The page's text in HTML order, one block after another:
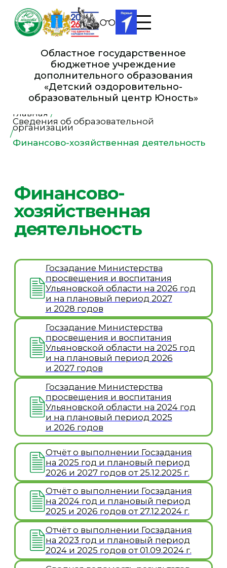
Областное государственное
дополнительного образования
«Детский оздоровительно-
образовательный це нтр Юность»
Главная /
Сведения об образовательной
организации
/
Финансово-хозяйственная деятельность
Финансово-
хозяйственная
Госзадание Министерства
просвещения и воспитания
Ульяновской области на 2026 год
и на плановый период 2027
Госзадание Министерства
и 2027 годов
Госзадание Министерства
просвещения и воспитания
Ульяновской области на 2024 год
и на плановый период 2025
и 2026 годов
Отчёт о выполнении Госзадания
на 2025 год и плановый период
2026 и 2027 годов от 25.12.2025 г.
Отчёт о выполнении Госзадания
на 2024 год и плановый период
2025 и 2026 годов от 27.12.2024 г.
Отчёт о выполнении Госзадания
на 2023 год и плановый период
2024 и 2025 годов от 01.09.2024 г.
Сводная ведомость результатов
проведения рабочих оценок
условий труда
Сводная таблица классов
условий труда,
предусмотренных
по результатам,
предварительная оценка
условий труда, и компенсаций,
которые необходимы в данной
связи содержания работника
Распоряжение Министерства
просвещения и воспитания
Ульяновской области № 2628-р
от 26.12.2025 г. Об установле нии
стоимости одного дня
пребывания в организациях,
находящихся в ведении
Министерства просвещения
и воспитания Ульяновской
области на 2026 г.